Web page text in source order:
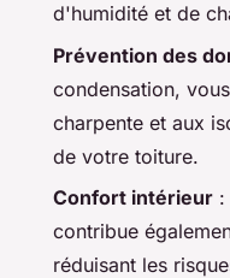
d'humidité et de
Prévention des
condensation,
charpente et aux
de votre toiture.
Confort intérieur :
contribue
réduisant les